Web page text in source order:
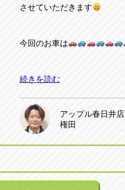
させていただきます
今回のお車は
続きを読む
アップル春日井店
権田